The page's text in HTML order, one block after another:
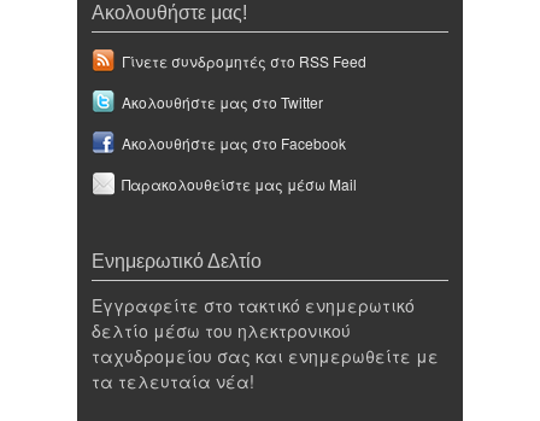
Ακολουθήστε μας!
Γίνετε συνδρομητές στο RSS Feed
Ακολουθήστε μας στο Twitter
Ακολουθήστε μας στο Facebook
Παρακολουθείστε μας μέσω Mail
Ενημερωτικό Δελτίο
Εγγραφείτε στο τακτικό ενημερωτικό
δελτίο μέσω του ηλεκτρονικού
ταχυδρομείου σας και ενημερωθείτε με
τα τελευταία νέα!